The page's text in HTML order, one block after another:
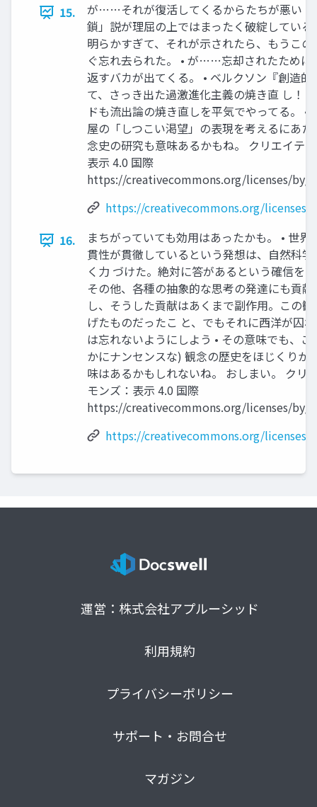
15.
が……それが復活してくるからたちが悪い •
鎖」説が理屈の上ではまったく破綻してい
明らかすぎて、それが示されたら、もうこ
ぐ忘れ去られた。 • が……忘却されたために
返すバカが出てくる。 • ベルクソン『創造的
て、さっき出た過激進化主義の焼き直 し！ •
ドも流出論の焼き直しを平気でやってる。 •
屋の「しつこい渇望」の表現を考えるにあた
念史の研究も意味あるかもね。 クリエイテ
表示 4.0 国際
https://creativecommons.org/licenses/by/
https://creativecommons.org/licenses/
16.
まちがっていても効用はあったかも。 • 世界
貫性が貫徹しているという発想は、自然科
く力 づけた。絶対に答があるという確信を
その他、各種の抽象的な思考の発達にも貢献
し、そうした貢献はあくまで副作用。この
げたものだったこ と、でもそれに西洋が囚
は忘れないようにしよう • その意味でも、
かにナンセンスな) 観念の歴史をほじくりか
味はあるかもしれないね。 おしまい。 クリ
モンズ：表示 4.0 国際
https://creativecommons.org/licenses/by/
https://creativecommons.org/licenses/
運営：株式会社アプルーシッド
利用規約
プライバシーポリシー
サポート・お問合せ
マガジン